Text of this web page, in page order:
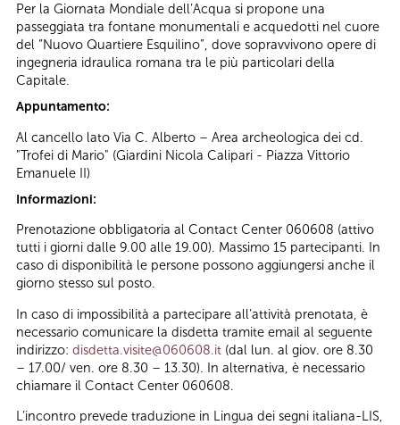
Per la Giornata Mondiale dell’Acqua si propone una
passeggiata tra fontane monumentali e acquedotti nel cuore
del “Nuovo Quartiere Esquilino”, dove sopravvivono opere di
ingegneria idraulica romana tra le più particolari della
Capitale.
Appuntamento:
Al cancello lato Via C. Alberto – Area archeologica dei cd.
"Trofei di Mario" (Giardini Nicola Calipari - Piazza Vittorio
Emanuele II)
Informazioni:
Prenotazione obbligatoria al Contact Center 060608 (attivo
tutti i giorni dalle 9.00 alle 19.00). Massimo 15 partecipanti. In
caso di disponibilità le persone possono aggiungersi anche il
giorno stesso sul posto.
In caso di impossibilità a partecipare all’attività prenotata, è
necessario comunicare la disdetta tramite email al seguente
indirizzo: disdetta.visite@060608.it (dal lun. al giov. ore 8.30
– 17.00/ ven. ore 8.30 – 13.30). In alternativa, è necessario
chiamare il Contact Center 060608.
L’incontro prevede traduzione in Lingua dei segni italiana-LIS,